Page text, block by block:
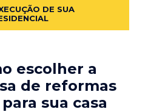
DE SUA
escolher a
de reformas
sua casa